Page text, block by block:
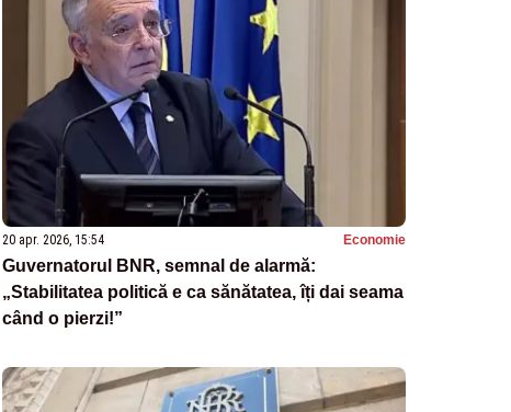
20 apr. 2026, 15:54 Economie
Guvernatorul BNR, semnal de alarmă:
„Stabilitatea politică e ca sănătatea, îți dai seama
când o pierzi!”